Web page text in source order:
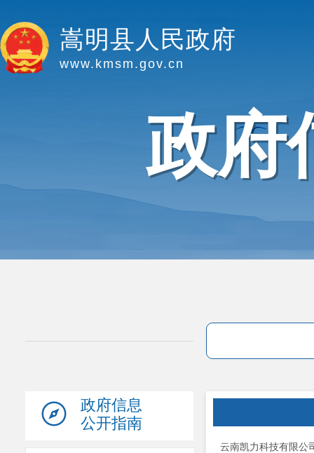
嵩明县人民政府
www.kmsm.gov.cn
政府
政府信息
公开指南
云南凯力科技有限公